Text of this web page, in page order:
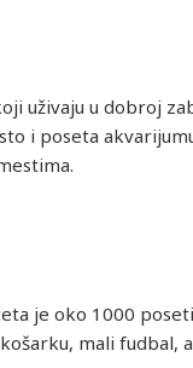
uživaju u dobroj
i poseta
je oko 1000
mali fudbal,